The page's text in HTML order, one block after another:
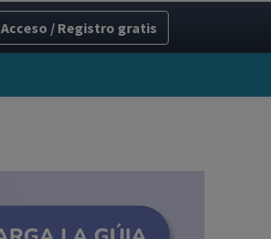
Acceso / Registro gratis